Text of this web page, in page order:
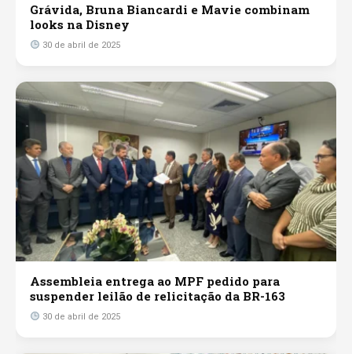
Grávida, Bruna Biancardi e Mavie combinam
looks na Disney
30 de abril de 2025
Assembleia entrega ao MPF pedido para
suspender leilão de relicitação da BR-163
30 de abril de 2025